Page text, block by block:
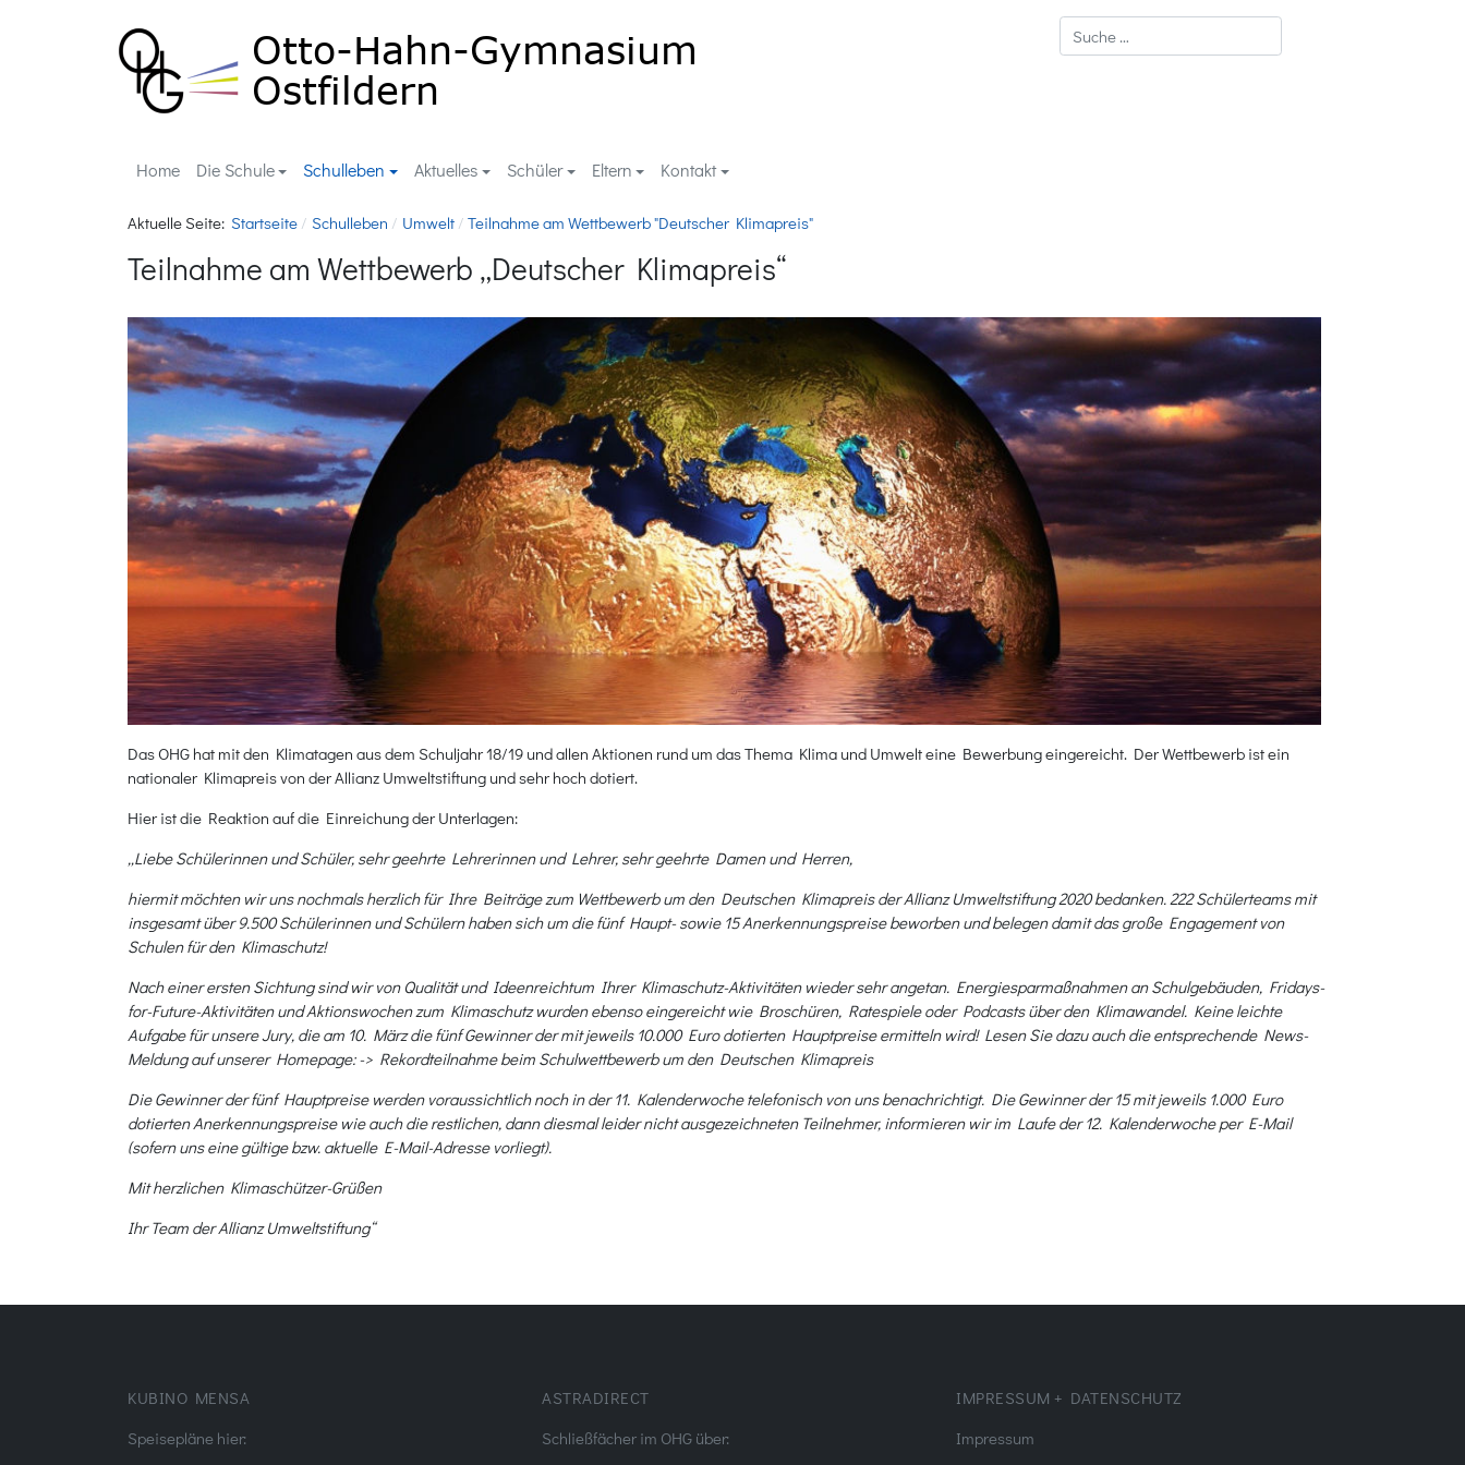
Suchen
Home Die Schule Schulleben Aktuelles Schüler Eltern Kontakt
Aktuelle Seite: Startseite Schulleben Umwelt Teilnahme am Wettbewerb "Deutscher Klimapreis"
Teilnahme am Wettbewerb „Deutscher Klimapreis“
Das OHG hat mit den Klimatagen aus dem Schuljahr 18/19 und allen Aktionen rund um das Thema Klima und Umwelt eine Bewerbung eingereicht. Der Wettbewerb ist ein
nationaler Klimapreis von der Allianz Umweltstiftung und sehr hoch dotiert.
Hier ist die Reaktion auf die Einreichung der Unterlagen:
„Liebe Schülerinnen und Schüler, sehr geehrte Lehrerinnen und Lehrer, sehr geehrte Damen und Herren,
hiermit möchten wir uns nochmals herzlich für Ihre Beiträge zum Wettbewerb um den Deutschen Klimapreis der Allianz Umweltstiftung 2020 bedanken. 222 Schülerteams mit
insgesamt über 9.500 Schülerinnen und Schülern haben sich um die fünf Haupt- sowie 15 Anerkennungspreise beworben und belegen damit das große Engagement von
Schulen für den Klimaschutz!
Nach einer ersten Sichtung sind wir von Qualität und Ideenreichtum Ihrer Klimaschutz-Aktivitäten wieder sehr angetan. Energiesparmaßnahmen an Schulgebäuden, Fridays-
for-Future-Aktivitäten und Aktionswochen zum Klimaschutz wurden ebenso eingereicht wie Broschüren, Ratespiele oder Podcasts über den Klimawandel. Keine leichte
Aufgabe für unsere Jury, die am 10. März die fünf Gewinner der mit jeweils 10.000 Euro dotierten Hauptpreise ermitteln wird! Lesen Sie dazu auch die entsprechende News-
Meldung auf unserer Homepage: -> Rekordteilnahme beim Schulwettbewerb um den Deutschen Klimapreis
Die Gewinner der fünf Hauptpreise werden voraussichtlich noch in der 11. Kalenderwoche telefonisch von uns benachrichtigt. Die Gewinner der 15 mit jeweils 1.000 Euro
dotierten Anerkennungspreise wie auch die restlichen, dann diesmal leider nicht ausgezeichneten Teilnehmer, informieren wir im Laufe der 12. Kalenderwoche per E-Mail
(sofern uns eine gültige bzw. aktuelle E-Mail-Adresse vorliegt).
Mit herzlichen Klimaschützer-Grüßen
Ihr Team der Allianz Umweltstiftung“
KUBINO MENSA
Speisepläne hier:
ASTRADIRECT
Schließfächer im OHG über:
IMPRESSUM + DATENSCHUTZ
Impressum